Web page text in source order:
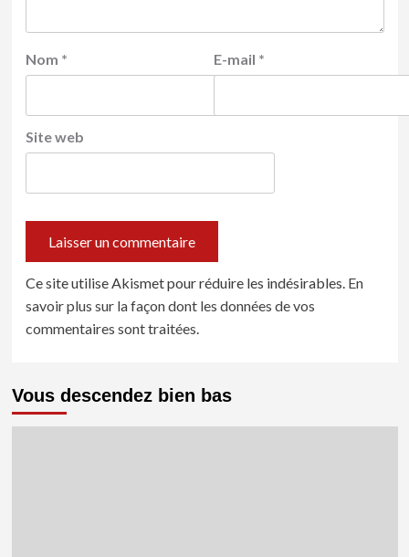
Nom * E-mail *
Site web
Ce site utilise Akismet pour réduire les indésirables. En
savoir plus sur la façon dont les données de vos
commentaires sont traitées.
Vous descendez bien bas